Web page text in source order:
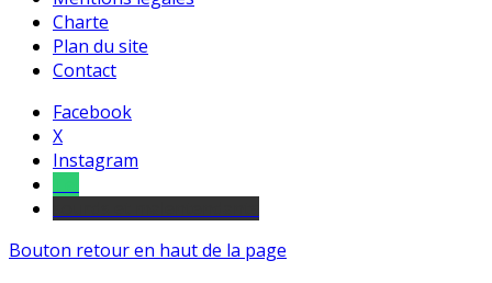
Charte
Plan du site
Contact
Facebook
X
Instagram
Bouton retour en haut de la page